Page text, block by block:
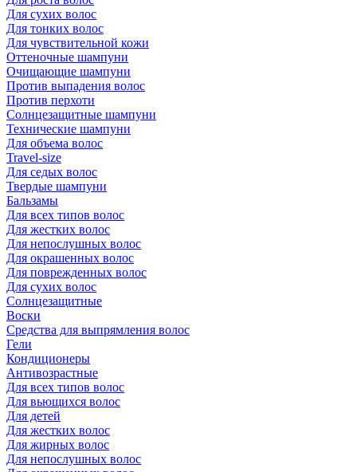
Для сухих волос
Для тонких волос
Для чувствительной кожи
Оттеночные шампуни
Очищающие шампуни
Против выпадения волос
Против перхоти
Солнцезащитные шампуни
Технические шампуни
Для объема волос
Travel-size
Для седых волос
Твердые шампуни
Бальзамы
Для всех типов волос
Для жестких волос
Для непослушных волос
Для окрашенных волос
Для поврежденных волос
Для сухих волос
Солнцезащитные
Воски
Средства для выпрямления волос
Гели
Кондиционеры
Антивозрастные
Для всех типов волос
Для вьющихся волос
Для детей
Для жестких волос
Для жирных волос
Для непослушных волос